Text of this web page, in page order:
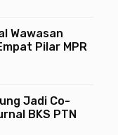
Wawasan
Pilar MPR
Jadi Co-
BKS PTN